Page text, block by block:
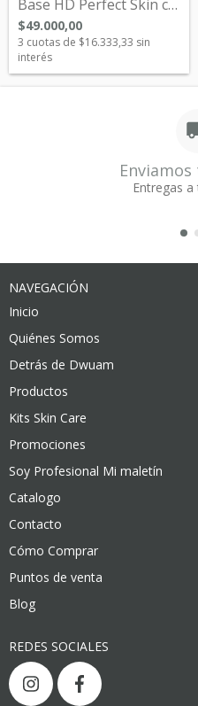
Base HD Perfect Skin con Acido Hialuróni...
$49.000,00
3 cuotas de $16.333,33 sin
interés
Entregas
NAVEGACIÓN
Inicio
Quiénes Somos
Detrás de Dwuam
Productos
Kits Skin Care
Promociones
Soy Profesional Mi maletín
Catalogo
Contacto
Cómo Comprar
Puntos de venta
Blog
REDES SOCIALES